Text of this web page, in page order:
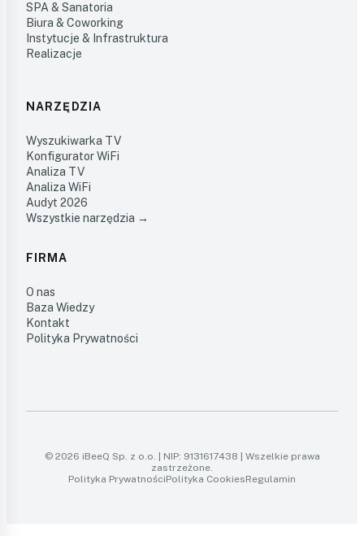
SPA & Sanatoria
Biura & Coworking
Instytucje & Infrastruktura
Realizacje
NARZĘDZIA
Wyszukiwarka TV
Konfigurator WiFi
Analiza TV
Analiza WiFi
Audyt 2026
Wszystkie narzędzia →
FIRMA
O nas
Baza Wiedzy
Kontakt
Polityka Prywatności
© 2026 iBeeQ Sp. z o.o. | NIP: 9131617438 | Wszelkie prawa
zastrzeżone.
Polityka PrywatnościPolityka CookiesRegulamin